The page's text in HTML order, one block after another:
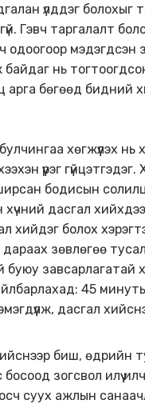
үлддэг
Гэвч таргалалт
одоогоор мэдэгдсэн
нь
бөгөөд бидний
хөгжүүлэх нь
үүрэг гүйцэтгэдэг.
бодисын
дасгал
хийдэг болох
дараах зөвлөгөө
завсарлагатай
тайлбарлахад: 45
дасгал
биш, өдрийн
зогсвол илүү
суух ажлын